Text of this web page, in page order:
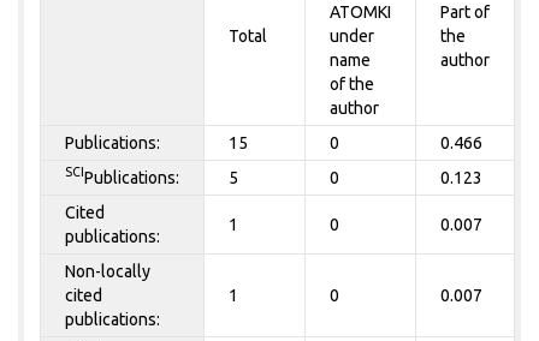
Total
ATOMKI
under
name
of the
author
Part of
the
author
Publications: 15 0 0.466
SCI Publications: 5 0 0.123
Cited
publications:
1 0 0.007
Non-locally
cited
publications:
1 0 0.007